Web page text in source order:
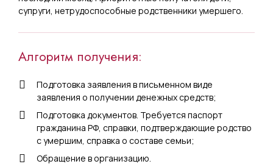
супруги, нетрудоспособные родственники умершего.
Алгоритм получения:
Подготовка заявления в письменном виде
заявления о получении денежных средств;
Подготовка документов. Требуется паспорт
гражданина РФ, справки, подтверждающие родство
с умершим, справка о составе семьи;
Обращение в организацию.